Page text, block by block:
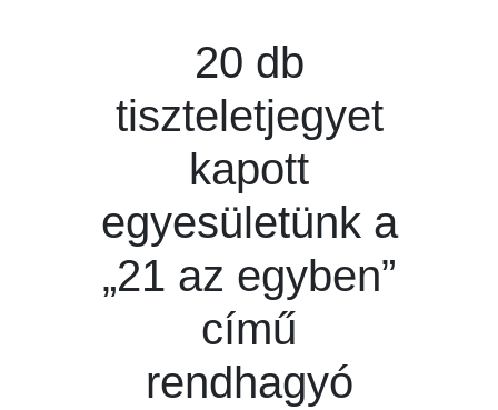
20 db
tiszteletjegyet
kapott
egyesületünk a
„21 az egyben”
című
rendhagyó